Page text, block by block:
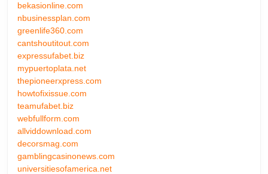
bekasionline.com
nbusinessplan.com
greenlife360.com
cantshoutitout.com
expressufabet.biz
mypuertoplata.net
thepioneerxpress.com
howtofixissue.com
teamufabet.biz
webfullform.com
allviddownload.com
decorsmag.com
gamblingcasinonews.com
universitiesofamerica.net